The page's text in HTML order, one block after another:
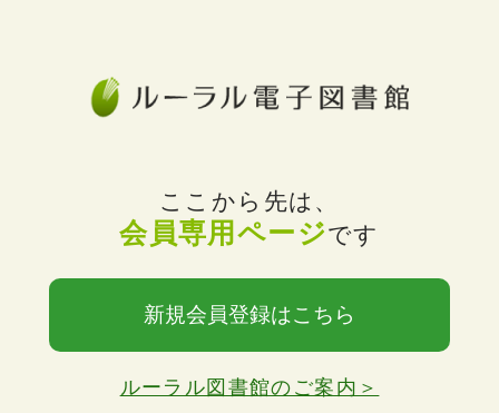
ここから先は、
会員専用ページです
新規会員登録はこちら
ルーラル図書館のご案内＞